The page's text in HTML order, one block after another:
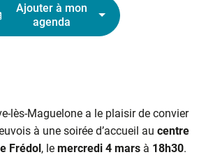
Ajouter à mon
agenda
lès-Maguelone a le plaisir de convier
à une soirée d’accueil au centre
Frédol, le mercredi 4 mars à 18h30.